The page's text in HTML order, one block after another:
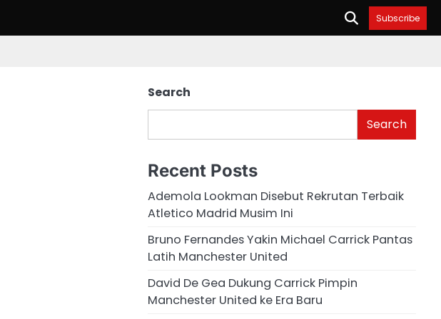
Subscribe
Search
Search
Recent Posts
Ademola Lookman Disebut Rekrutan Terbaik
Atletico Madrid Musim Ini
Bruno Fernandes Yakin Michael Carrick Pantas
Latih Manchester United
David De Gea Dukung Carrick Pimpin
Manchester United ke Era Baru